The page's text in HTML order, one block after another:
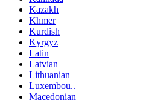
Kazakh
Khmer
Kurdish
Kyrgyz
Latin
Latvian
Lithuanian
Luxembou..
Macedonian